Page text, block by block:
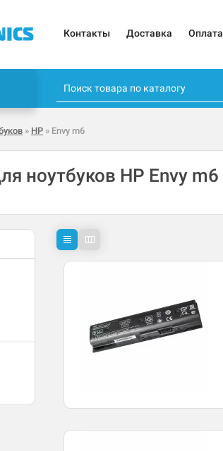
Контакты Доставка Оплата
» HP » Envy m6
ноутбуков HP Envy m6